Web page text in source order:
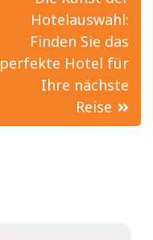
Hotelauswahl:
Finden Sie das
perfekte Hotel für
Ihre nächste
Reise